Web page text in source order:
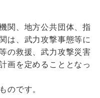
関、地方公共団体、指
は、武力攻撃事態等に
の救援、武力攻撃災害
画を定めることとなっ
のです。